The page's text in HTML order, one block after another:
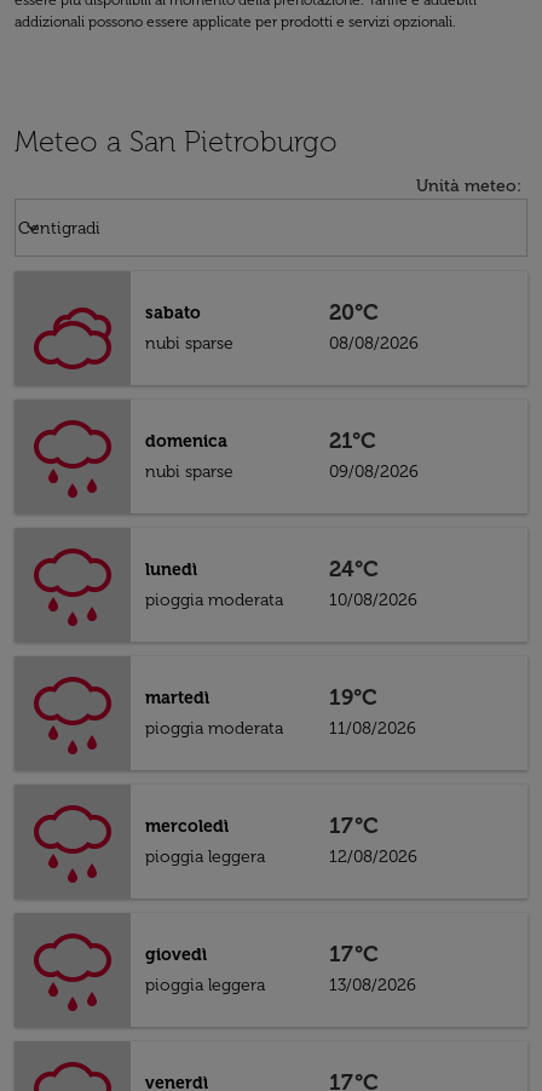
addizionali possono essere applicate per prodotti e servizi opzionali.
Meteo a San Pietroburgo
Unità meteo:
Centigradi
keyboard_arrow_down
sabato
nubi sparse
20°C
08/08/2026
domenica
nubi sparse
21°C
09/08/2026
lunedì
pioggia moderata
24°C
10/08/2026
martedì
pioggia moderata
19°C
11/08/2026
mercoledì
pioggia leggera
17°C
12/08/2026
giovedì
pioggia leggera
17°C
13/08/2026
venerdì
17°C